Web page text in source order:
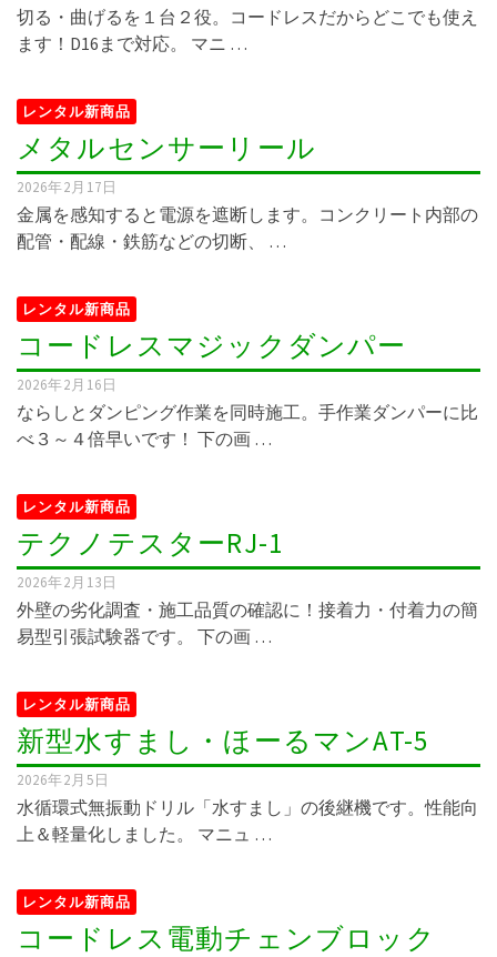
切る・曲げるを１台２役。コードレスだからどこでも使え
ます！D16まで対応。 マニ …
レンタル新商品
メタルセンサーリール
2026年2月17日
金属を感知すると電源を遮断します。コンクリート内部の
配管・配線・鉄筋などの切断、 …
レンタル新商品
コードレスマジックダンパー
2026年2月16日
ならしとダンピング作業を同時施工。手作業ダンパーに比
べ３～４倍早いです！ 下の画 …
レンタル新商品
テクノテスターRJ-1
2026年2月13日
外壁の劣化調査・施工品質の確認に！接着力・付着力の簡
易型引張試験器です。 下の画 …
レンタル新商品
新型水すまし・ほーるマンAT-5
2026年2月5日
水循環式無振動ドリル「水すまし」の後継機です。性能向
上＆軽量化しました。 マニュ …
レンタル新商品
コードレス電動チェンブロック